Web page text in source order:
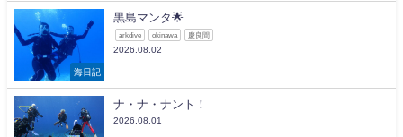
海日記
黒島マンタ🌟
arkdive okinawa 慶良間
2026.08.02
ナ・ナ・ナント！
2026.08.01